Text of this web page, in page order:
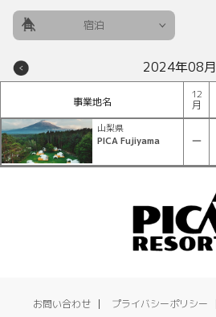
宿泊
2024年08月
事業地名
12
月
山梨県
PICA Fujiyama
お問い合わせ プライバシーポリシー